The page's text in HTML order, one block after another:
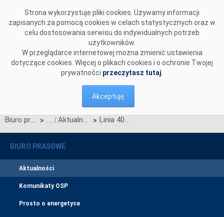
Strona wykorzystuje pliki cookies. Używamy informacji
zapisanych za pomocą cookies w celach statystycznych oraz w
celu dostosowania serwisu do indywidualnych potrzeb
użytkowników.
W przeglądarce internetowej można zmienić ustawienia
dotyczące cookies. Więcej o plikach cookies i o ochronie Twojej
prywatności przeczytasz tutaj
Akceptuję
Biuro prasowe > Aktualności > Linia 400 kV Mikułowa – Świebodzice z decyzją środowiskową
BIURO PRASOWE
Aktualności
Komunikaty OSP
Prosto o energetyce